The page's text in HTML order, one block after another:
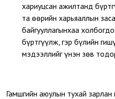
хариуцсан ажилтанд
та өөрийн харьяаллын
байгууллагынхаа
бүртгүүлж, гэр бүлийн
мэдээллийг үнэн зөв
Гамшгийн аюулын тухай